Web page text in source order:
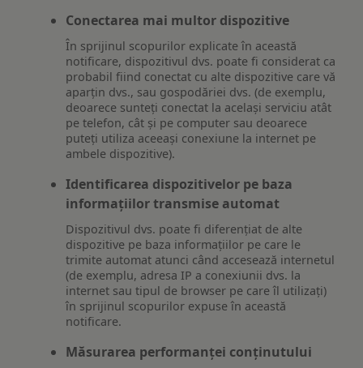
Conectarea mai multor dispozitive
În sprijinul scopurilor explicate în această
notificare, dispozitivul dvs. poate fi considerat ca
probabil fiind conectat cu alte dispozitive care vă
aparțin dvs., sau gospodăriei dvs. (de exemplu,
deoarece sunteți conectat la același serviciu atât
pe telefon, cât și pe computer sau deoarece
puteți utiliza aceeași conexiune la internet pe
ambele dispozitive).
Identificarea dispozitivelor pe baza
informațiilor transmise automat
Dispozitivul dvs. poate fi diferențiat de alte
dispozitive pe baza informațiilor pe care le
trimite automat atunci când accesează internetul
(de exemplu, adresa IP a conexiunii dvs. la
internet sau tipul de browser pe care îl utilizați)
în sprijinul scopurilor expuse în această
notificare.
Măsurarea performanței conținutului